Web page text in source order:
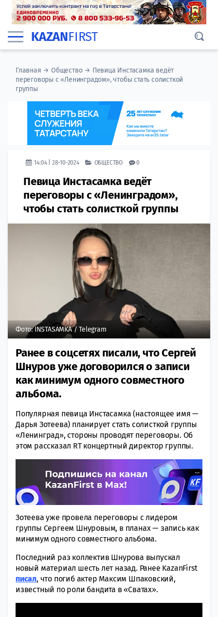
KAZANFIRST
Главная →Общество→ Певица Инстасамка ведёт
переговоры с «Ленинградом», чтобы стать солисткой
группы
14:04 | 28-10-2024 ОБЩЕСТВО 0
Певица Инстасамка ведёт
переговоры с «Ленинградом»,
чтобы стать солисткой группы
Фото: INSTASAMKA / Telegram
Ранее в соцсетях писали, что Сергей
Шнуров уже договорился о записи
как минимум одного совместного
альбома.
Популярная певица Инстасамка (настоящее имя —
Дарья Зотеева) планирует стать солисткой группы
«Ленинград», стороны проводят переговоры. Об
этом рассказал RT концертный директор группы.
Зотеева уже провела переговоры с лидером
группы Сергеем Шнуровым, в планах — запись как
минимум одного совместного альбома.
Последний раз коллектив Шнурова выпускал
новый материал шесть лет назад. Ранее KazanFirst
писал, что погиб актер Максим Шпаковский,
известный по роли бандита в «Сватах».